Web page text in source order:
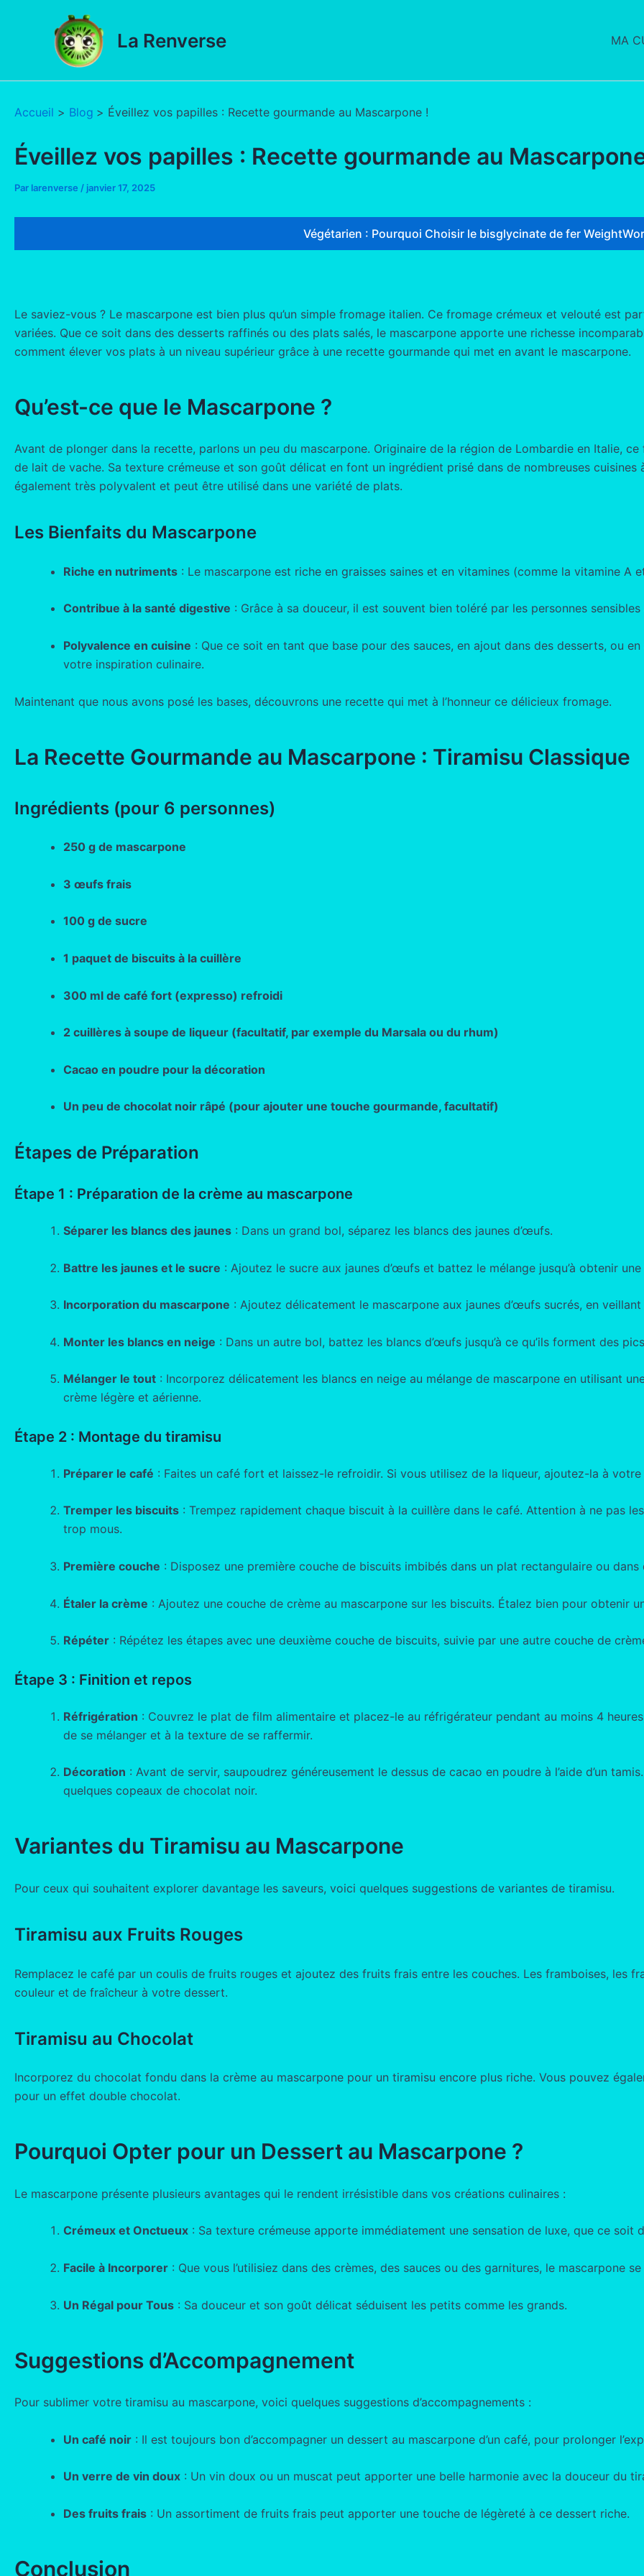
La Renverse MA
Accueil Blog Éveillez vos papilles : Recette gourmande au Mascarpone !
Éveillez vos papilles : Recette gourmande au
Par larenverse / janvier 17, 2025
Végétarien : Pourquoi Choisir le bisglycinate de fer
Le saviez-vous ? Le mascarpone est bien plus qu’un simple fromage italien. Ce fromage crémeux et velouté est
variées. Que ce soit dans des desserts raffinés ou des plats salés, le mascarpone apporte une richesse
comment élever vos plats à un niveau supérieur grâce à une recette gourmande qui met en avant le mascarpone.
Qu’est-ce que le Mascarpone ?
Avant de plonger dans la recette, parlons un peu du mascarpone. Originaire de la région de Lombardie en Italie,
de lait de vache. Sa texture crémeuse et son goût délicat en font un ingrédient prisé dans de nombreuses cuisines
également très polyvalent et peut être utilisé dans une variété de plats.
Les Bienfaits du Mascarpone
Riche en nutriments : Le mascarpone est riche en graisses saines et en vitamines (comme la vitamine A
Contribue à la santé digestive : Grâce à sa douceur, il est souvent bien toléré par les personnes
Polyvalence en cuisine : Que ce soit en tant que base pour des sauces, en ajout dans des desserts, ou
votre inspiration culinaire.
Maintenant que nous avons posé les bases, découvrons une recette qui met à l’honneur ce délicieux fromage.
La Recette Gourmande au Mascarpone : Tiramisu Classique
Ingrédients (pour 6 personnes)
250 g de mascarpone
3 œufs frais
100 g de sucre
1 paquet de biscuits à la cuillère
300 ml de café fort (expresso) refroidi
2 cuillères à soupe de liqueur (facultatif, par exemple du Marsala ou du rhum)
Cacao en poudre pour la décoration
Un peu de chocolat noir râpé (pour ajouter une touche gourmande, facultatif)
Étapes de Préparation
Étape 1 : Préparation de la crème au mascarpone
Séparer les blancs des jaunes : Dans un grand bol, séparez les blancs des jaunes d’œufs.
Battre les jaunes et le sucre : Ajoutez le sucre aux jaunes d’œufs et battez le mélange jusqu’à obtenir
Incorporation du mascarpone : Ajoutez délicatement le mascarpone aux jaunes d’œufs sucrés, en
Monter les blancs en neige : Dans un autre bol, battez les blancs d’œufs jusqu’à ce qu’ils forment des
Mélanger le tout : Incorporez délicatement les blancs en neige au mélange de mascarpone en utilisant
crème légère et aérienne.
Étape 2 : Montage du tiramisu
Préparer le café : Faites un café fort et laissez-le refroidir. Si vous utilisez de la liqueur, ajoutez-la à
Tremper les biscuits : Trempez rapidement chaque biscuit à la cuillère dans le café. Attention à ne pas
trop mous.
Première couche : Disposez une première couche de biscuits imbibés dans un plat rectangulaire ou dans
Étaler la crème : Ajoutez une couche de crème au mascarpone sur les biscuits. Étalez bien pour obtenir
Répéter : Répétez les étapes avec une deuxième couche de biscuits, suivie par une autre couche de
Étape 3 : Finition et repos
Réfrigération : Couvrez le plat de film alimentaire et placez-le au réfrigérateur pendant au moins 4
de se mélanger et à la texture de se raffermir.
Décoration : Avant de servir, saupoudrez généreusement le dessus de cacao en poudre à l’aide d’un
quelques copeaux de chocolat noir.
Variantes du Tiramisu au Mascarpone
Pour ceux qui souhaitent explorer davantage les saveurs, voici quelques suggestions de variantes de tiramisu.
Tiramisu aux Fruits Rouges
Remplacez le café par un coulis de fruits rouges et ajoutez des fruits frais entre les couches. Les framboises, les
couleur et de fraîcheur à votre dessert.
Tiramisu au Chocolat
Incorporez du chocolat fondu dans la crème au mascarpone pour un tiramisu encore plus riche. Vous pouvez
pour un effet double chocolat.
Pourquoi Opter pour un Dessert au Mascarpone ?
Le mascarpone présente plusieurs avantages qui le rendent irrésistible dans vos créations culinaires :
Crémeux et Onctueux : Sa texture crémeuse apporte immédiatement une sensation de luxe, que ce soit
Facile à Incorporer : Que vous l’utilisiez dans des crèmes, des sauces ou des garnitures, le mascarpone
Un Régal pour Tous : Sa douceur et son goût délicat séduisent les petits comme les grands.
Suggestions d’Accompagnement
Pour sublimer votre tiramisu au mascarpone, voici quelques suggestions d’accompagnements :
Un café noir : Il est toujours bon d’accompagner un dessert au mascarpone d’un café, pour prolonger
Un verre de vin doux : Un vin doux ou un muscat peut apporter une belle harmonie avec la douceur du
Des fruits frais : Un assortiment de fruits frais peut apporter une touche de légèreté à ce dessert riche.
Conclusion